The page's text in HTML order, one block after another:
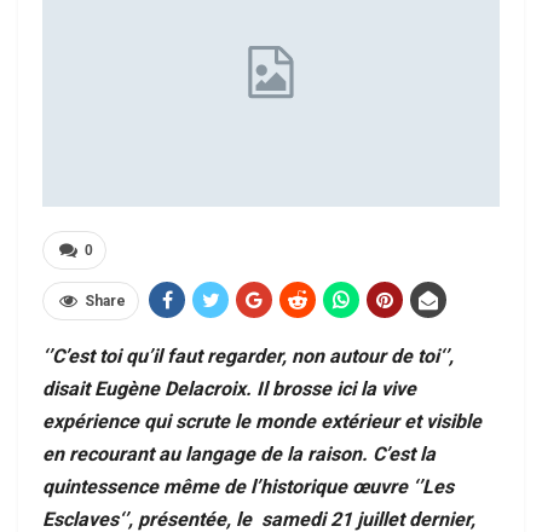
0
Share
‘’C’est toi qu’il faut regarder, non autour de toi‘’,
disait Eugène Delacroix. Il brosse ici la vive
expérience qui scrute le monde extérieur et visible
en recourant au langage de la raison. C’est la
quintessence même de l’historique œuvre ‘’Les
Esclaves‘’, présentée, le samedi 21 juillet dernier,